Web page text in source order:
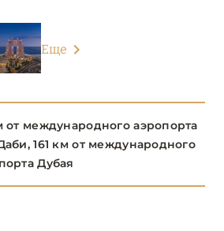
& Villas
Dhabi, Grand Canal
Al Beri, Abu Dhabi
Еще
от международного аэропорта
161 км от международного
Дубая